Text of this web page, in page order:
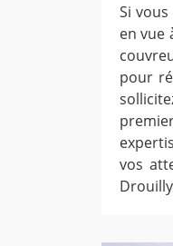
Si
en vue
pour
vos